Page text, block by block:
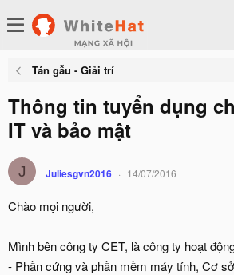
Tán gẫu - Giải trí
Thông tin tuyển dụng
IT và bảo mật
J Juliesgvn2016 14/07/2016
Chào mọi người,
Mình bên công ty CET, là công ty hoạt
- Phần cứng và phần mềm máy tính, Cơ